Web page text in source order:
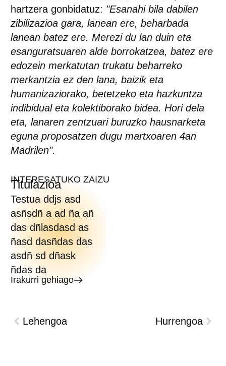
hartzera gonbidatuz: "Esanahi bila dabilen
zibilizazioa gara, lanean ere, beharbada
lanean batez ere. Merezi du lan duin eta
esanguratsuaren alde borrokatzea, batez ere
edozein merkatutan trukatu beharreko
merkantzia ez den lana, baizik eta
humanizaziorako, betetzeko eta hazkuntza
indibidual eta kolektiborako bidea. Hori dela
eta, lanaren zentzuari buruzko hausnarketa
eguna proposatzen dugu martxoaren 4an
Madrilen".
INTERESATUKO ZAIZU
Titulazioa
Testua ddjs asd
asñsdñ a ad ña añ
das dñlasdasd as
ñasd dasñdas das
asdñ sd dñask
ñdas da
Irakurri gehiago
Lehengoa Hurrengoa